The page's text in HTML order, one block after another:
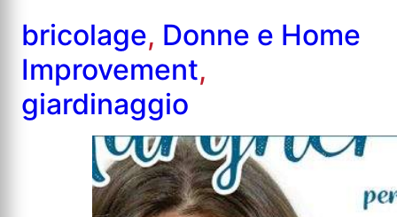
bricolage, Donne e Home
Improvement,
giardinaggio